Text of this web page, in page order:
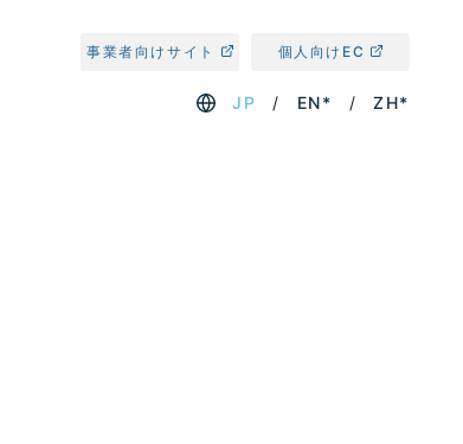
事業者向けサイト 個人向けEC
JP EN* ZH*